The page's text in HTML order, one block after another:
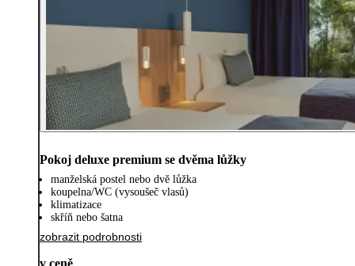
Pokoj deluxe premium se dvěma lůžky
manželská postel nebo dvě lůžka
koupelna/WC (vysoušeč vlasů)
klimatizace
skříň nebo šatna
zobrazit podrobnosti